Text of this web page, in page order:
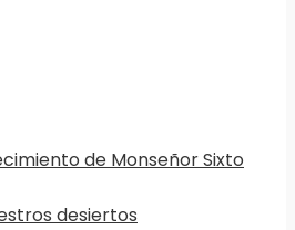
de Monseñor Sixto
desiertos